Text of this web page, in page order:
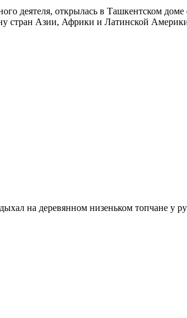
деятеля, открылась в Ташкентском
стран Азии, Африки и Латинской
на деревянном низеньком топчане у